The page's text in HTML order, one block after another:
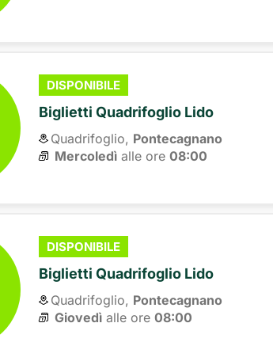
DISPONIBILE
Biglietti Quadrifoglio Lido
Quadrifoglio, Pontecagnano
Mercoledìalle ore 08:00
DISPONIBILE
Biglietti Quadrifoglio Lido
Quadrifoglio, Pontecagnano
Giovedìalle ore 08:00